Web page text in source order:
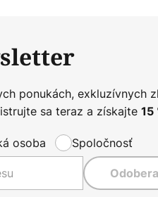
ponukách, exkluzívnych
sa teraz a získajte 15
osoba Spoločnosť